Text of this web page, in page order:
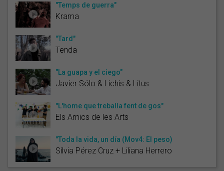
"Temps de guerra"
Krama
"Tard"
Tenda
"La guapa y el ciego"
Javier Sólo & Lichis & Litus
"L'home que treballa fent de gos"
Els Amics de les Arts
"Toda la vida, un día (Mov4: El peso)
Sílvia Pérez Cruz + Liliana Herrero